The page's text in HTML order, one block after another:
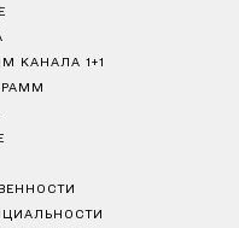
КАНАЛА 1+1